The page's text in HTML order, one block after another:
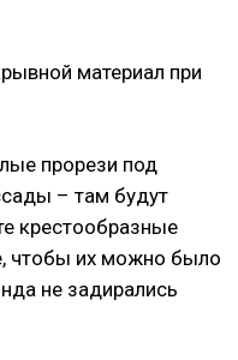
материал при
прорези под
– там будут
крестообразные
чтобы их можно было
не задирались